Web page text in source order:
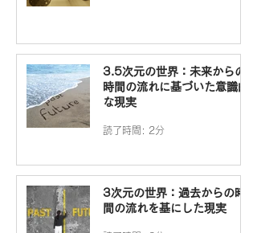
3.5次元の世界：未来からの
時間の流れに基づいた意識的
な現実
読了時間: 2分
3次元の世界：過去からの時
間の流れを基にした現実